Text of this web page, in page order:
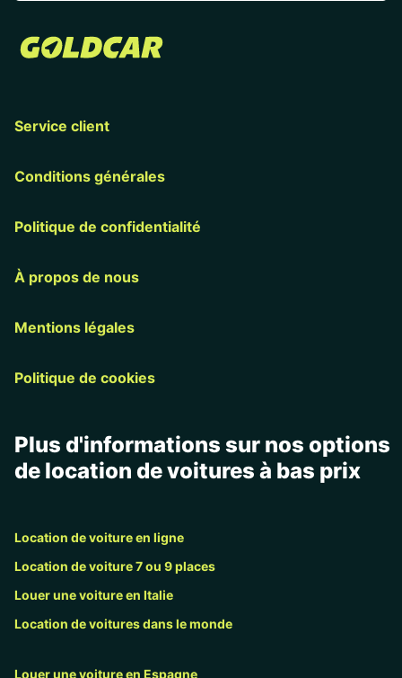
Service client
Conditions générales
Politique de confidentialité
À propos de nous
Mentions légales
Politique de cookies
Plus d'informations sur nos options
de location de voitures à bas prix
Location de voiture en ligne
Location de voiture 7 ou 9 places
Louer une voiture en Italie
Location de voitures dans le monde
Louer une voiture en Espagne